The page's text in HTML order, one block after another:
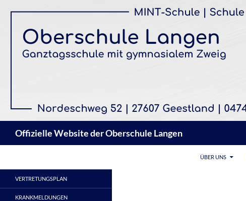
springen
Offizielle Website der Oberschule Langen
ÜBER UNS
VERTRETUNGSPLAN
KRANKMELDUNGEN